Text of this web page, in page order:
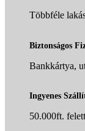
Többféle
Biztonságos
Bankkártya,
Ingyenes
50.000ft.